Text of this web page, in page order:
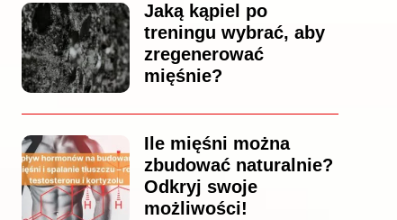
Jaką kąpiel po
treningu wybrać, aby
zregenerować
mięśnie?
Ile mięśni można
zbudować naturalnie?
Odkryj swoje
możliwości!